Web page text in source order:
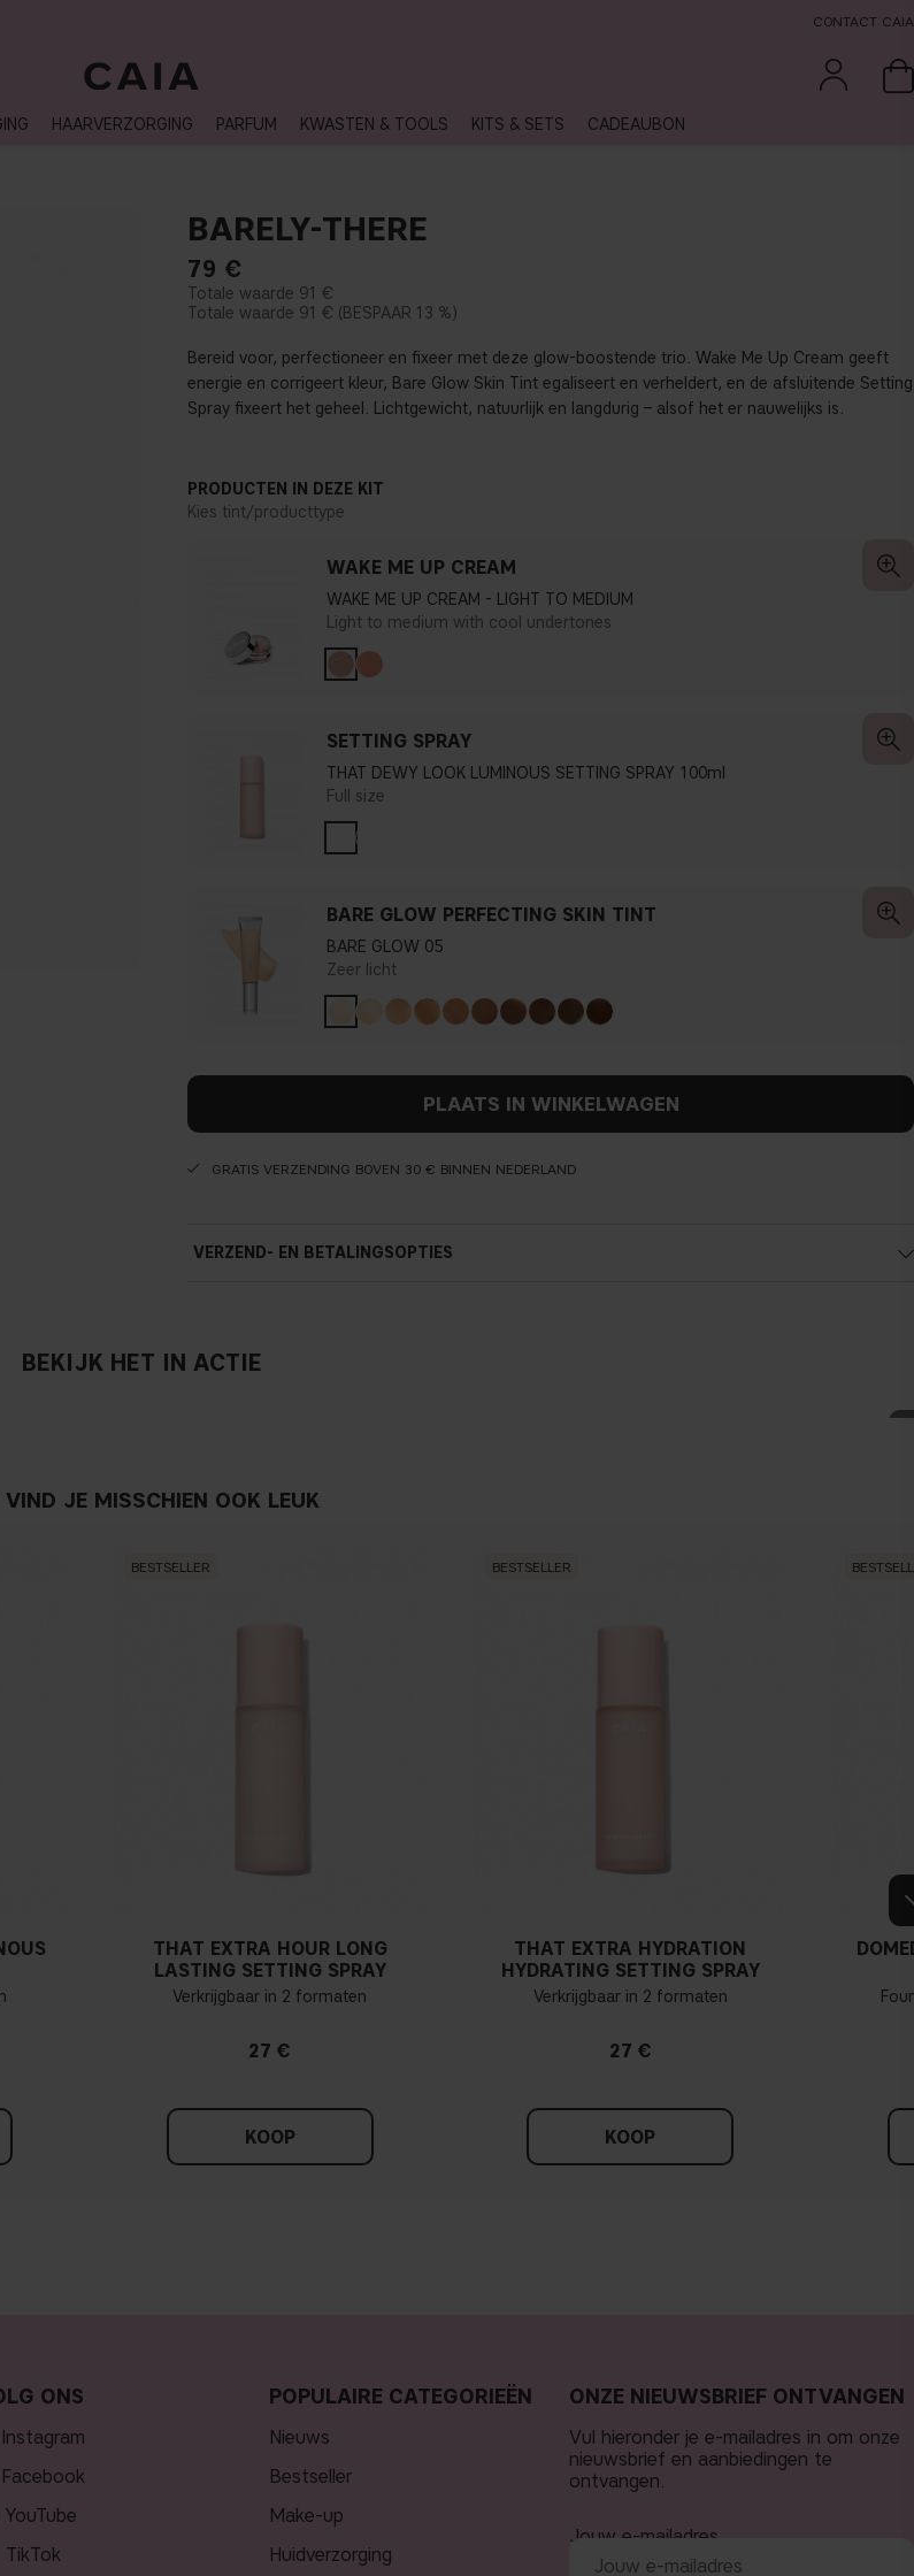
CONTACT CAIA
HAARVERZORGING PARFUM KWASTEN & TOOLS KITS & SETS CADEAUBON
BARELY-THERE
79 €
91 €
91 €
13 %
Bereid voor, perfectioneer en fixeer met deze glow-boostende trio. Wake Me Up Cream geeft
energie en corrigeert kleur, Bare Glow Skin Tint egaliseert en verheldert, en de afsluitende Setting
Spray fixeert het geheel. Lichtgewicht, natuurlijk en langdurig – alsof het er nauwelijks is.
PRODUCTEN IN DEZE KIT
Kies tint/producttype
WAKE ME UP CREAM
WAKE ME UP CREAM - LIGHT TO MEDIUM
Light to medium with cool undertones
SETTING SPRAY
THAT DEWY LOOK LUMINOUS SETTING SPRAY 100ml
Full size
BARE GLOW PERFECTING SKIN TINT
BARE GLOW 05
Zeer licht
PLAATS IN WINKELWAGEN
GRATIS VERZENDING BOVEN 30 € BINNEN NEDERLAND
VERZEND- EN BETALINGSOPTIES
BEKIJK HET IN ACTIE
JE MISSCHIEN OOK LEUK
BESTSELLER
THAT EXTRA HOUR LONG
LASTING SETTING SPRAY
Verkrijgbaar in 2 formaten
27 €
KOOP
BESTSELLER
THAT EXTRA HYDRATION
HYDRATING SETTING SPRAY
Verkrijgbaar in 2 formaten
27 €
KOOP
ONS
Instagram
Facebook
YouTube
TikTok
POPULAIRE CATEGORIEËN
nieuws
bestseller
make-up
huidverzorging
ONZE NIEUWSBRIEF ONTVANGEN
Vul hieronder je e-mailadres in om onze
nieuwsbrief en aanbiedingen te
ontvangen.
Jouw e-mailadres